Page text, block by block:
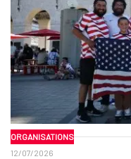
ORGANISATIONS
12/07/2026